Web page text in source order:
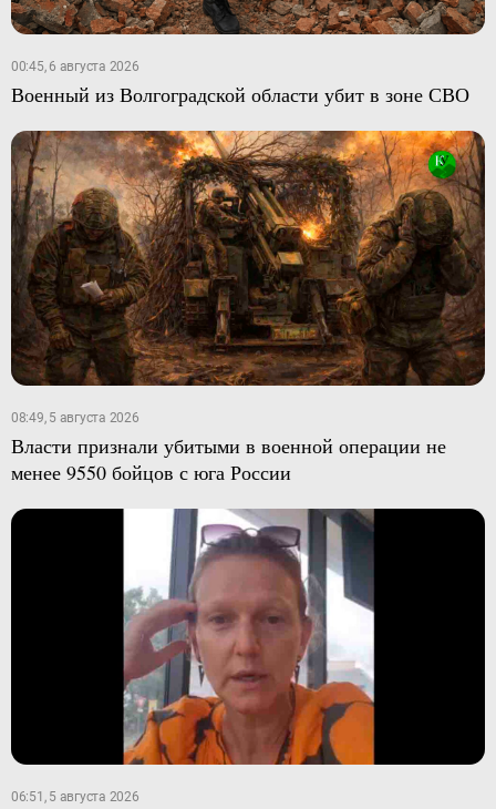
00:45, 6 августа 2026
Военный из Волгоградской области убит в зоне СВО
08:49, 5 августа 2026
Власти признали убитыми в военной операции не
менее 9550 бойцов с юга России
06:51, 5 августа 2026